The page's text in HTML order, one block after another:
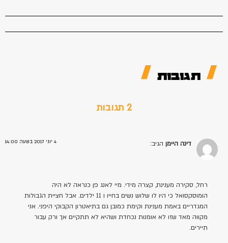
תגובות
2 תגובות
דינה היימן הגיב: 4 יוני 2017 בשעה 14:00
רחל, סקירה מענינת, קצרה מידי. מיי לאנג פן כנראה לא היה
הומוסקסואל כי היו לו שלוש נשים בחייו ו 11 ילדים. אבל חציית הגבולות
המגדריים באמת מענינת וקימת כמובן גם בתיאטרון הקבוקי היפני. אני
מקווה מאד שזו לא אומנות נכחדת ושהיא לא תתקיים אך ורק עבור
תיירים.